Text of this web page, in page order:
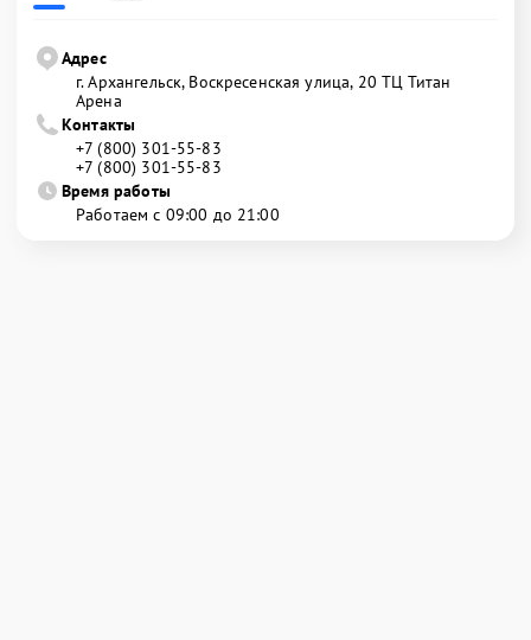
Адрес
г. Архангельск, Воскресенская улица, 20 ТЦ Титан
Арена
Контакты
+7 (800) 301-55-83
+7 (800) 301-55-83
Время работы
Работаем с 09:00 до 21:00